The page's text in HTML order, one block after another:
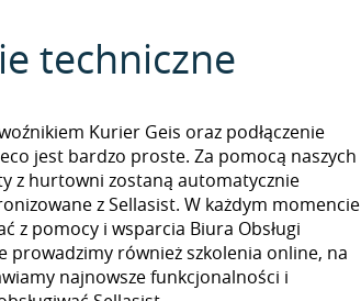
techniczne
Kurier Geis oraz podłączenie
jest bardzo proste. Za pomocą naszych
z hurtowni zostaną automatycznie
z Sellasist. W każdym momencie
z pomocy i wsparcia Biura Obsługi
prowadzimy również szkolenia online, na
najnowsze funkcjonalności i